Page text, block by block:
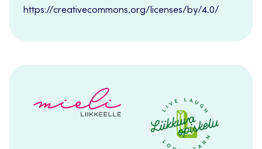
https://creativecommons.org/licenses/by/4.0/